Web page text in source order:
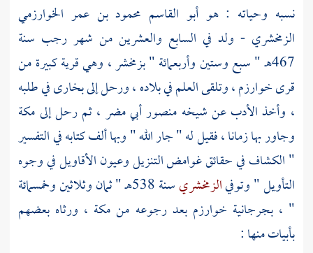
نسبه وحياته : هوأبو القاسم محمود بن عمر الخوارزمي
الزمخشري- ولد في السابع والعشرين من شهر رجب سنة
467هـ " سبع وستين وأربعمائة "
بزمخشر، وهي قرية كبيرة من
قرىخوارزم، وتلقى العلم في بلاده ، ورحل إلى بخارى في طلبه
، وأخذ الأدب عن شيخه منصور أبي مضر ، ثم رحل إلىمكة
وجاور بها زمانا ، فقيل له " جار الله " وبها ألف كتابه في التفسير
" الكشاف في حقائق غوامض التنزيل وعيون الأقاويل في وجوه
التأويل " وتوفيالزمخشري
سنة 538هـ " ثمان وثلاثين وخمسمائة
" ،بجرجانية خوارزمبعد رجوعه من مكة ، ورثاه بعضهم
بأبيات منها :